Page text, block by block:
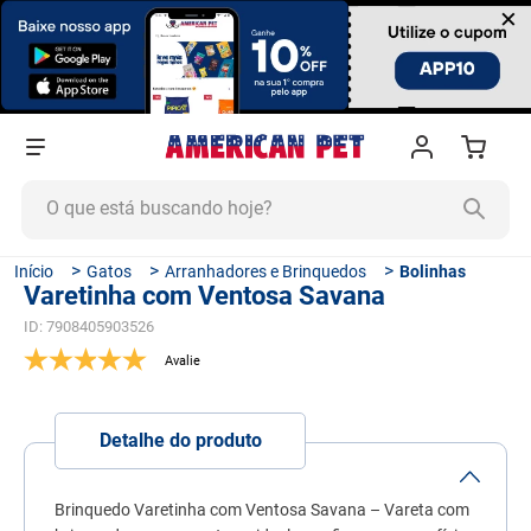
×
Gatos Arranhadores e Brinquedos Bolinhas
Varetinha com Ventosa Savana
ID: 7908405903526
Detalhe do produto
Brinquedo Varetinha com Ventosa Savana – Vareta com
TERMOS MAIS BUSCADOS
1º
ração cachorro
areia
5º
ração
6º fórmula natural